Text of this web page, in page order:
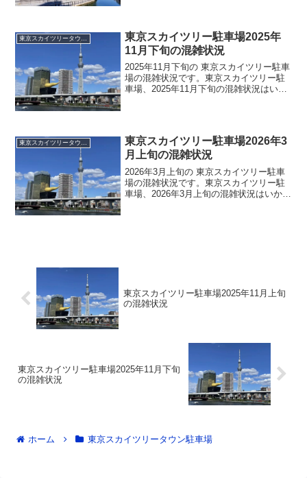
な東京スカイツリー...
東京スカイツリー駐車場2025年
11月下旬の混雑状況
2025年11月下旬の 東京スカイツリー駐車
場の混雑状況です。東京スカイツリー駐
車場、2025年11月下旬の混雑状況はいか
イツ...
東京スカイツリータウン駐車場
東京スカイツリー駐車場2026年3
月上旬の混雑状況
2026年3月上旬の 東京スカイツリー駐車
場の混雑状況です。東京スカイツリー駐
車場、2026年3月上旬の混雑状況はいかが
東京スカイツリー駐車場2025年11月上旬
の混雑状況
東京スカイツリー駐車場2025年11月下旬
の混雑状況
ホーム 東京スカイツリータウン駐車場